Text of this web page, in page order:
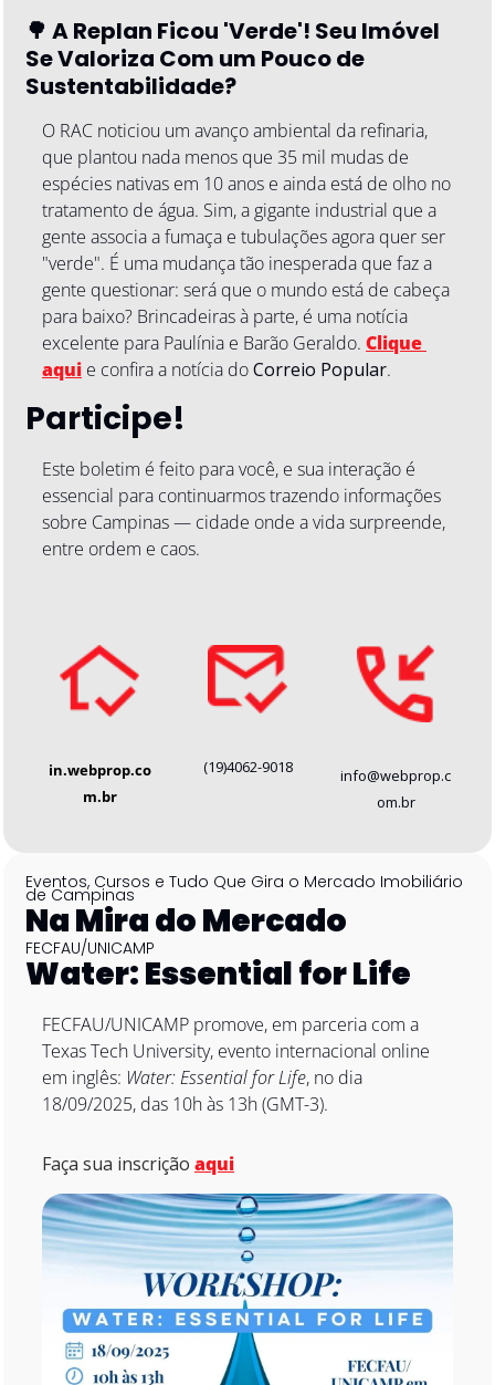
🌳 A Replan Ficou 'Verde'! Seu Imóvel
Se Valoriza Com um Pouco de
Sustentabilidade?
O RAC noticiou um avanço ambiental da refinaria,
que plantou nada menos que 35 mil mudas de
espécies nativas em 10 anos e ainda está de olho no
tratamento de água. Sim, a gigante industrial que a
gente associa a fumaça e tubulações agora quer ser
"verde". É uma mudança tão inesperada que faz a
gente questionar: será que o mundo está de cabeça
para baixo? Brincadeiras à parte, é uma notícia
excelente para Paulínia e Barão Geraldo. Clique
aqui e confira a notícia do Correio Popular.
Participe!
Este boletim é feito para você, e sua interação é
essencial para continuarmos trazendo informações
sobre Campinas — cidade onde a vida surpreende,
entre ordem e caos.
in.webprop.co
m.br
(19)4062-9018
info@webprop.c
om.br
Eventos, Cursos e Tudo Que Gira o Mercado Imobiliário
de Campinas
Na Mira do Mercado
FECFAU/UNICAMP
Water: Essential for Life
FECFAU/UNICAMP promove, em parceria com a
Texas Tech University, evento internacional online
em inglês: Water: Essential for Life, no dia
18/09/2025, das 10h às 13h (GMT-3).
Faça sua inscrição aqui